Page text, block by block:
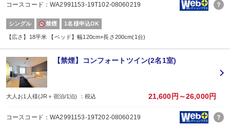
コースコード：WA2991153-19T102-08060219
シングル 禁煙 1名様申込OK
【広さ】18平米 【ベッド】幅120cm×長さ200cm(1台)
【禁煙】コンフォートツイン(2名1室)
大人お1人様(JR＋宿泊/1泊) ：税込 21,600円～26,000円
コースコード：WA2991153-19T202-08060219